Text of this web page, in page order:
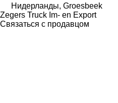
Нидерланды, Groesbeek
Zegers Truck Im- en Export
Связаться с продавцом